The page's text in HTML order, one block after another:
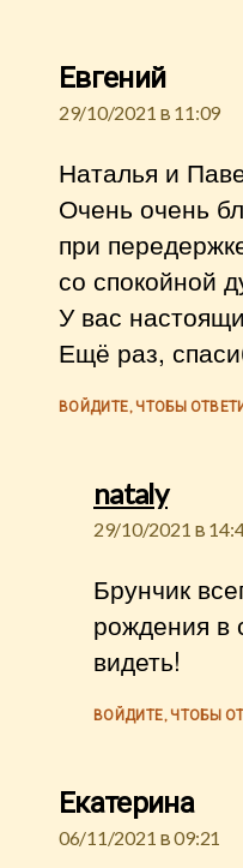
Евгенийпишет:
29/10/2021 в 11:09
Наталья и
Очень очень
при
со спокойной
У вас
Ещё раз,
ВОЙДИТЕ, ЧТОБЫ
natalyпишет:
29/10/2021 в
Брунчик
рождения в
видеть!
ВОЙДИТЕ, ЧТОБЫ
Екатерина
06/11/2021 в 09:21